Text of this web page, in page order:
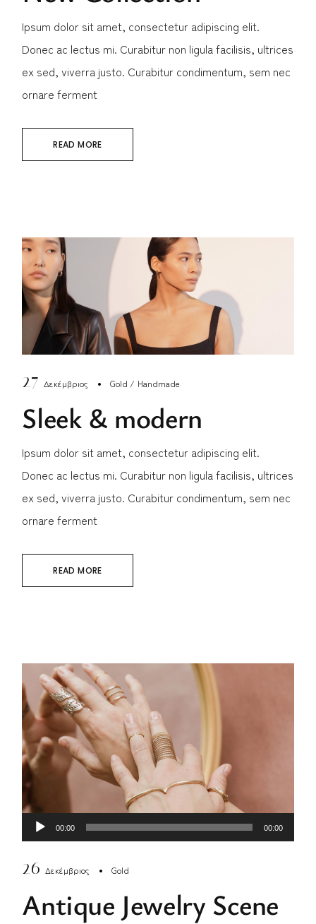
Ipsum dolor sit amet, consectetur adipiscing elit.
Donec ac lectus mi. Curabitur non ligula facilisis, ultrices
ex sed, viverra justo. Curabitur condimentum, sem nec
ornare ferment
READ MORE
27 Δεκέμβριος Gold Handmade
Sleek & modern
Ipsum dolor sit amet, consectetur adipiscing elit.
Donec ac lectus mi. Curabitur non ligula facilisis, ultrices
ex sed, viverra justo. Curabitur condimentum, sem nec
ornare ferment
READ MORE
Πρόγραμμα
Αναπαραγωγής
Ήχου
00:00 00:00
26 Δεκέμβριος Gold
Antique Jewelry Scene